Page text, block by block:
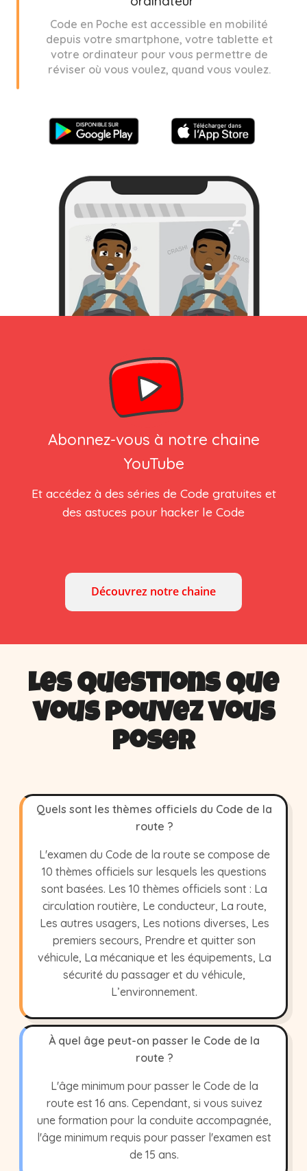
Code en Poche est accessible en mobilité
depuis votre smartphone, votre tablette et
votre ordinateur pour vous permettre de
réviser où vous voulez, quand vous voulez.
Abonnez-vous à notre chaine
YouTube
Et accédez à des séries de Code gratuites et
des astuces pour hacker le Code
Découvrez notre chaine
Les questions que
vous pouvez vous
poser
Quels sont les thèmes officiels du Code de la
route ?
L'examen du Code de la route se compose de
10 thèmes officiels sur lesquels les questions
sont basées. Les 10 thèmes officiels sont : La
circulation routière, Le conducteur, La route,
Les autres usagers, Les notions diverses, Les
premiers secours, Prendre et quitter son
véhicule, La mécanique et les équipements, La
sécurité du passager et du véhicule,
L’environnement.
À quel âge peut-on passer le Code de la
route ?
L'âge minimum pour passer le Code de la
route est 16 ans. Cependant, si vous suivez
une formation pour la conduite accompagnée,
l'âge minimum requis pour passer l'examen est
de 15 ans.